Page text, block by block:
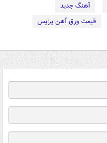
آهنگ جدید
قیمت ورق آهن پرایس